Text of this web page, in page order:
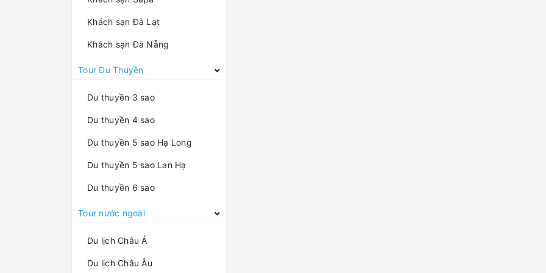
Khách sạn Đà Lạt
Khách sạn Đà Nẵng
Tour Du Thuyền
Du thuyền 3 sao
Du thuyền 4 sao
Du thuyền 5 sao Hạ Long
Du thuyền 5 sao Lan Hạ
Du thuyền 6 sao
Tour nước ngoài
Du lịch Châu Á
Du lịch Châu Âu